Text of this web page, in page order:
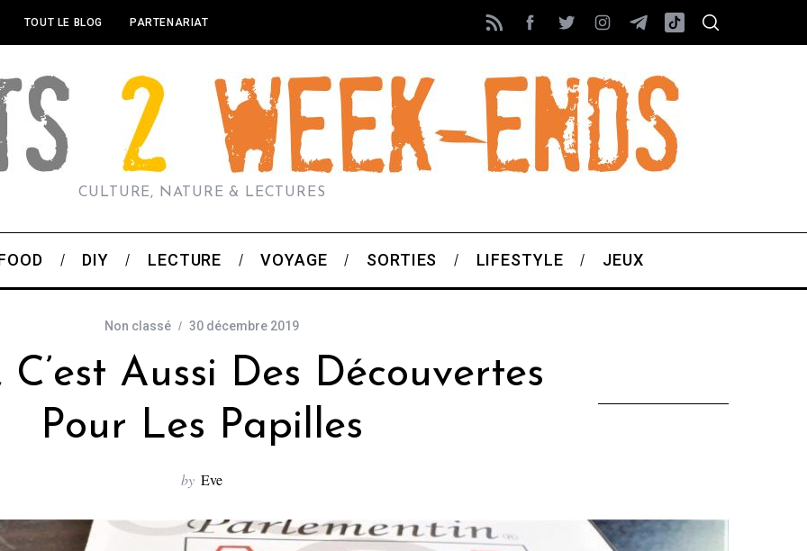
TOUT LE BLOG PARTENARIAT
CULTURE, NATURE & LECTURES
DIY LECTURE VOYAGE SORTIES LIFESTYLE JEUX
Non classé 30 décembre 2019
C’est Aussi Des Découvertes
Pour Les Papilles
by Eve